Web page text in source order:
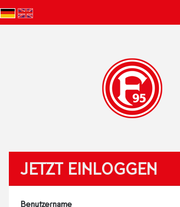
JETZT EINLOGGEN
Benutzername